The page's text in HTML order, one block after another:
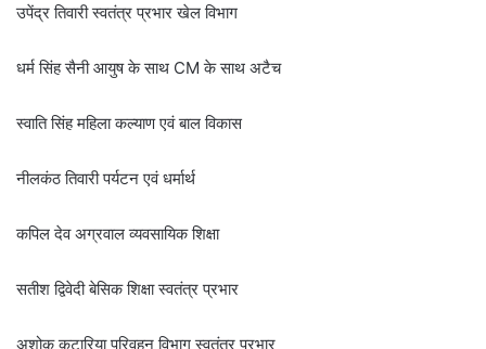
उपेंद्र तिवारी स्वतंत्र प्रभार खेल विभाग
धर्म सिंह सैनी आयुष के साथ CM के साथ अटैच
स्वाति सिंह महिला कल्याण एवं बाल विकास
नीलकंठ तिवारी पर्यटन एवं धर्मार्थ
कपिल देव अग्रवाल व्यवसायिक शिक्षा
सतीश द्विवेदी बेसिक शिक्षा स्वतंत्र प्रभार
अशोक कटारिया परिवहन विभाग स्वतंत्र प्रभार